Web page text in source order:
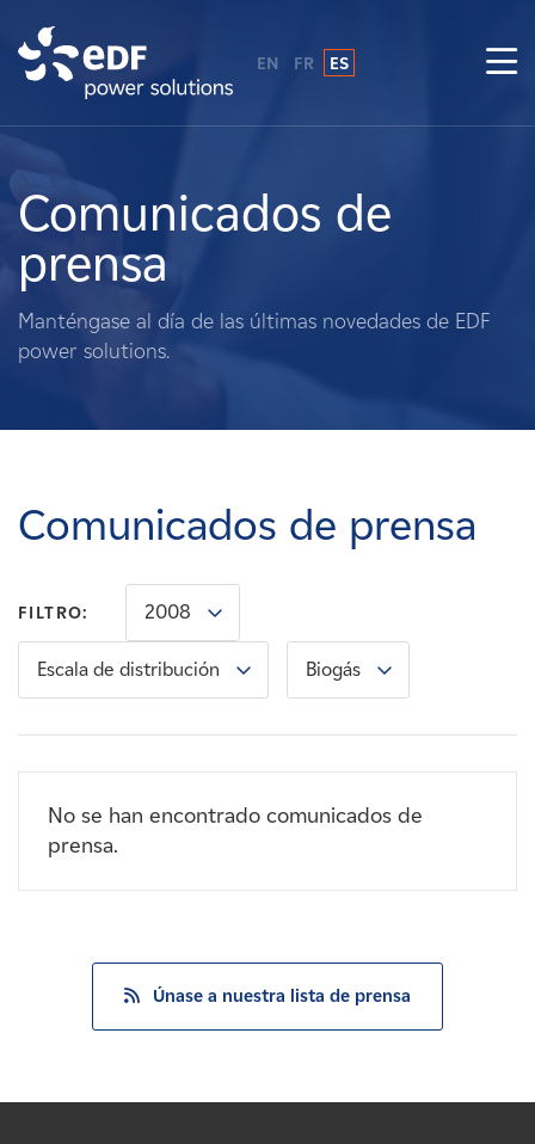
Sobre nosotros
Qué hacemos
Terratenientes
Carreras
Noticias
Contacte con
EN FR ES
Comunicados de
prensa
Manténgase al día de las últimas novedades de EDF
power solutions.
Comunicados de prensa
FILTRO: 2008
Escala de distribución Biogás
No se han encontrado comunicados de
prensa.
Únase a nuestra lista de prensa